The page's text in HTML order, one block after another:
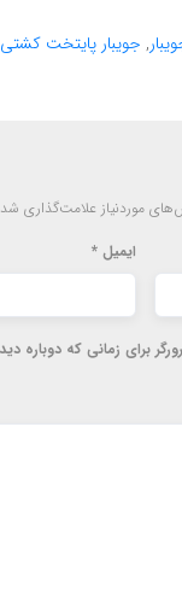
, جویبار پایتخت کشتی
موردنیاز علامت‌گذاری
ایمیل*
برای زمانی که دوباره